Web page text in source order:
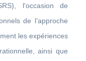
l'occasion de
de l’approche
les expériences
ainsi que